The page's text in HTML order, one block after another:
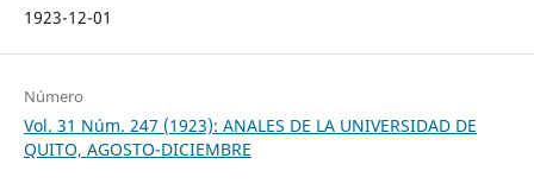
1923-12-01
Número
Vol. 31 Núm. 247 (1923): ANALES DE LA UNIVERSIDAD DE
QUITO, AGOSTO-DICIEMBRE